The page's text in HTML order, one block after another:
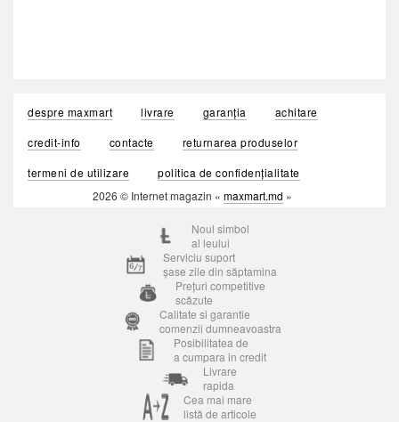
despre maxmart livrare garanția
achitare
credit-info
contacte
returnarea produselor
termeni de utilizare
politica de confidențialitate
2026 © Internet magazin « maxmart.md »
Noul simbol
al leului
Serviciu suport
șase zile din săptamina
Prețuri competitive
scăzute
Calitate si garantie
comenzii dumneavoastra
Posibilitatea de
a cumpara in credit
Livrare
rapida
Cea mai mare
listă de articole